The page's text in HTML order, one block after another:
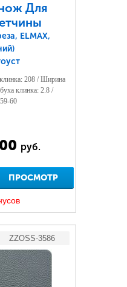
Для
ELMAX,
208 / Ширина
клинка: 2.8 /
60
руб.
ПРОСМОТР
ZZOSS-3586